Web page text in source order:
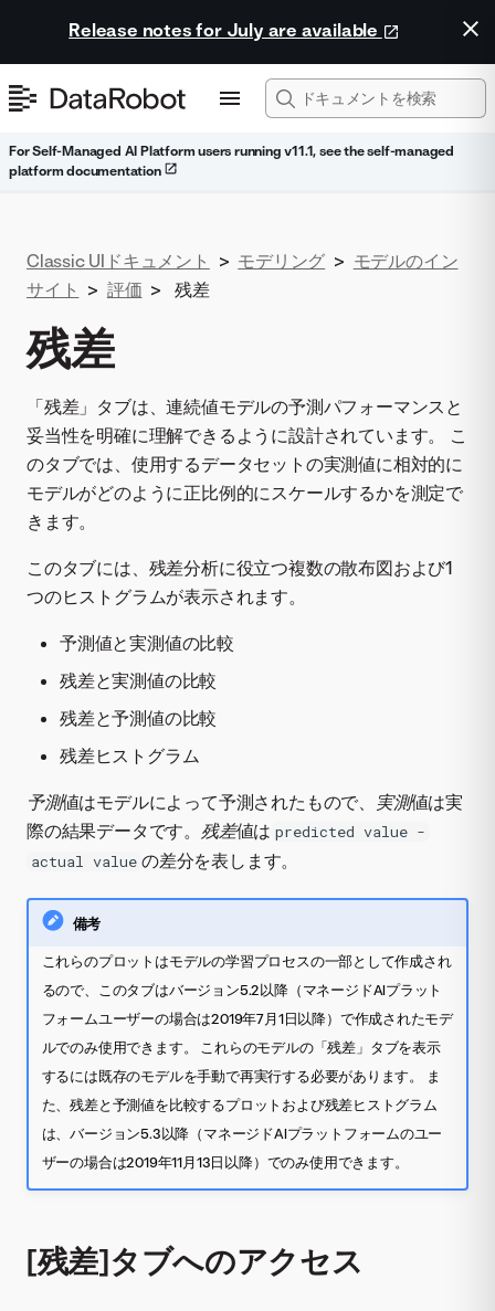
Release notes for July are available
For Self-Managed AI Platform users running v11.1, see the self-managed
platform documentation
Classic UIドキュメント > モデリング > モデルのイン
サイト > 評価 > 残差
残差
「残差」タブは、連続値モデルの予測パフォーマンスと
妥当性を明確に理解できるように設計されています。 こ
のタブでは、使用するデータセットの実測値に相対的に
モデルがどのように正比例的にスケールするかを測定で
きます。
このタブには、残差分析に役立つ複数の散布図および1
つのヒストグラムが表示されます。
予測値と実測値の比較
残差と実測値の比較
残差と予測値の比較
残差ヒストグラム
予測値はモデルによって予測されたもので、 実測値は実
際の結果データです。 残差値は predicted value -
actual value の差分を表します。
備考
これらのプロットはモデルの学習プロセスの一部として作成され
るので、このタブはバージョン5.2以降（マネージドAIプラット
フォームユーザーの場合は2019年7月1日以降）で作成されたモデ
ルでのみ使用できます。 これらのモデルの「残差」タブを表示
するには既存のモデルを手動で再実行する必要があります。 ま
た、残差と予測値を比較するプロットおよび残差ヒストグラム
は、バージョン5.3以降（マネージドAIプラットフォームのユー
ザーの場合は2019年11月13日以降）でのみ使用できます。
[残差]タブへのアクセス